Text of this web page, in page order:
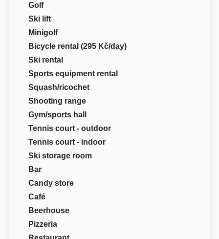
Golf
Ski lift
Minigolf
Bicycle rental (295 Kč/day)
Ski rental
Sports equipment rental
Squash/ricochet
Shooting range
Gym/sports hall
Tennis court - outdoor
Tennis court - indoor
Ski storage room
Bar
Candy store
Café
Beerhouse
Pizzeria